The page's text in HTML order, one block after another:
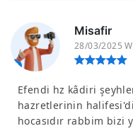
Misafir
28/03/2025
Efendi hz kâdiri
hazretlerinin
hocasıdır rabbim bizi